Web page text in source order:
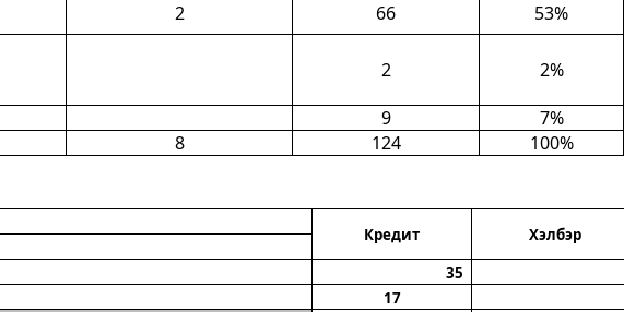
2 66
53%
2
2%
9
7%
8 124 100%
Кредит Хэлбэр
35
17